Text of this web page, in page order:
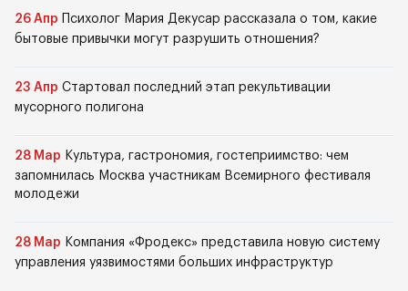
26 Апр
Психолог Мария Декусар рассказала о том, какие
бытовые привычки могут разрушить отношения?
23 Апр Стартовал последний этап рекультивации
мусорного полигона
28 Мар Культура, гастрономия, гостеприимство: чем
запомнилась Москва участникам Всемирного фестиваля
молодежи
28 Мар Компания «Фродекс» представила новую систему
управления уязвимостями больших инфраструктур